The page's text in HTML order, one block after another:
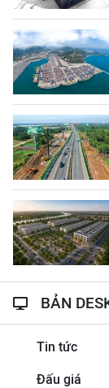
BẢN
Tin tức
Đấu giá